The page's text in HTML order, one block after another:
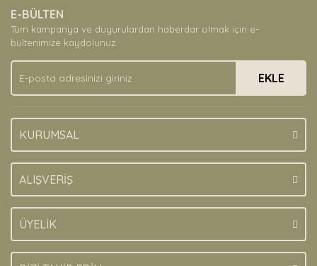
Ürün açıklamasında eksik bilgiler bulunuyor.
Ürün bilgilerinde hatalar bulunuyor.
Ürün fiyatı diğer sitelerden daha pahalı.
Bu ürüne benzer farklı alternatifler olmalı.
E-BÜLTEN
Tüm kampanya ve duyurulardan haberdar olmak için e-
bültenimize kaydolunuz.
EKLE
KURUMSAL
ALIŞVERİŞ
ÜYELİK